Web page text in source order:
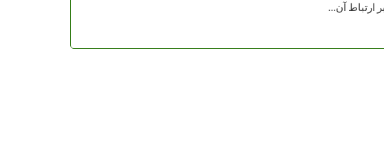
ارتباط آن…